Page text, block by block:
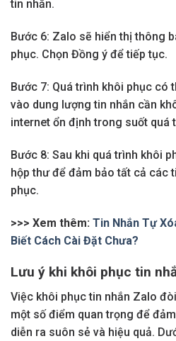
tin nhắn.
Bước 6: Zalo sẽ hiển thị thông
phục. Chọn Đồng ý để tiếp tục.
Bước 7: Quá trình khôi phục có
vào dung lượng tin nhắn cần
internet ổn định trong suốt quá
Bước 8: Sau khi quá trình khôi
hộp thư để đảm bảo tất cả các
phục.
>>> Xem thêm: Tin Nhắn Tự
Biết Cách Cài Đặt Chưa?
Lưu ý khi khôi phục tin
Việc khôi phục tin nhắn Zalo
một số điểm quan trọng để
diễn ra suôn sẻ và hiệu quả.